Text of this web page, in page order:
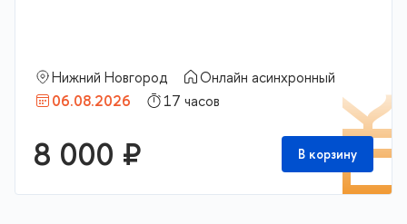
Нижний Новгород
Онлайн асинхронный
06.08.2026
17 часов
8 000 ₽ В корзину